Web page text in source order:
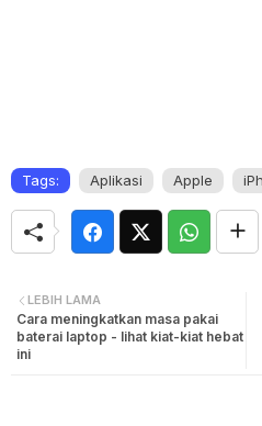
Tags: Aplikasi Apple
LEBIH LAMA
Cara meningkatkan masa pakai
baterai laptop - lihat kiat-kiat hebat
ini